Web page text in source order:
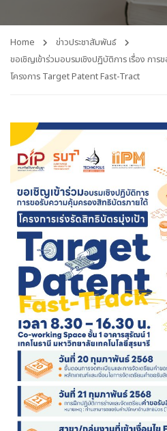
Home
ข่าวประชาสัมพันธ์
ขอเชิญเข้าร่วมอบรมเชิงปฏิบัติการ เรื่อง กา
โครงการ Target Patent Fast-Tract